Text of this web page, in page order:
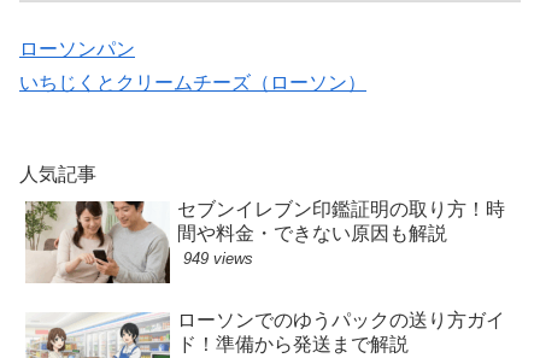
ローソンパン
いちじくとクリームチーズ（ローソン）
人気記事
セブンイレブン印鑑証明の取り方！時
間や料金・できない原因も解説
949 views
ローソンでのゆうパックの送り方ガイ
ド！準備から発送まで解説